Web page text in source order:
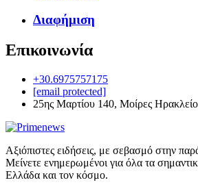
Διαφήμιση
Επικοινωνία
+30.6975757175
[email protected]
25ης Μαρτίου 140, Μοίρες
Αξιόπιστες ειδήσεις, με σεβασμό στην
Μείνετε ενημερωμένοι για όλα τα
Ελλάδα και τον κόσμο.